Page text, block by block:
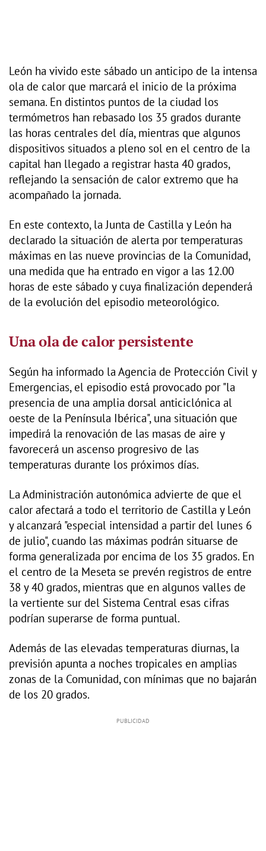
León ha vivido este sábado un anticipo de la intensa
ola de calor que marcará el inicio de la próxima
semana. En distintos puntos de la ciudad los
termómetros han rebasado los 35 grados durante
las horas centrales del día, mientras que algunos
dispositivos situados a pleno sol en el centro de la
capital han llegado a registrar hasta 40 grados,
reflejando la sensación de calor extremo que ha
acompañado la jornada.
En este contexto, la Junta de Castilla y León ha
declarado la situación de alerta por temperaturas
máximas en las nueve provincias de la Comunidad,
una medida que ha entrado en vigor a las 12.00
horas de este sábado y cuya finalización dependerá
de la evolución del episodio meteorológico.
Una ola de calor persistente
Según ha informado la Agencia de Protección Civil y
Emergencias, el episodio está provocado por "la
presencia de una amplia dorsal anticiclónica al
oeste de la Península Ibérica", una situación que
impedirá la renovación de las masas de aire y
favorecerá un ascenso progresivo de las
temperaturas durante los próximos días.
La Administración autonómica advierte de que el
calor afectará a todo el territorio de Castilla y León
y alcanzará "especial intensidad a partir del lunes 6
de julio", cuando las máximas podrán situarse de
forma generalizada por encima de los 35 grados. En
el centro de la Meseta se prevén registros de entre
38 y 40 grados, mientras que en algunos valles de
la vertiente sur del Sistema Central esas cifras
podrían superarse de forma puntual.
Además de las elevadas temperaturas diurnas, la
previsión apunta a noches tropicales en amplias
zonas de la Comunidad, con mínimas que no bajarán
de los 20 grados.